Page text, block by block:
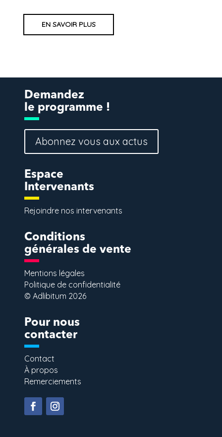
EN SAVOIR PLUS
Demandez
le programme !
Abonnez vous aux actus
Espace
Intervenants
Rejoindre nos intervenants
Conditions
générales de vente
Mentions légales
Politique de confidentialité
© Adlibitum 2026
Pour nous
contacter
Contact
À propos
Remerciements